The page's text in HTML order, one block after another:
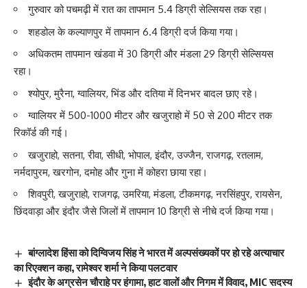
गुरुवार को पचमढ़ी में रात का तापमान 5.4 डिग्री सेल्सियस तक रहा।
शहडोल के कल्याणपुर में तापमान 6.4 डिग्री दर्ज किया गया।
अधिकतम तापमान खंडवा में 30 डिग्री और मंडला 29 डिग्री सेल्सियस
रहा।
श्योपुर, मुरैना, ग्वालियर, भिंड और दतिया में दिनभर बादल छाए रहे।
ग्वालियर में 500-1000 मीटर और खजुराहो में 50 से 200 मीटर तक
रिकॉर्ड की गई।
खजुराहो, सतना, रीवा, सीधी, भोपाल, इंदौर, उज्जैन, राजगढ़, रतलाम,
नर्मदापुरम, खरगोन, दमोह और गुना में कोहरा छाया रहा।
शिवपुरी, खजुराहो, राजगढ़, उमरिया, मंडला, टीकमगढ़, नरसिंहपुर, रायसेन,
छिंदवाड़ा और इंदौर जैसे जिलों में तापमान 10 डिग्री से नीचे दर्ज किया गया।
बांग्लादेश हिंसा को दिग्विजय सिंह ने भारत में अल्पसंख्यकों पर हो रहे अत्याचार
का रिएक्शन कहा, रामेश्वर शर्मा ने किया पलटवार
इंदौर के अग्रसेन चौराहे पर हंगामा, हाट वालों और निगम में विवाद, MIC सदस्य